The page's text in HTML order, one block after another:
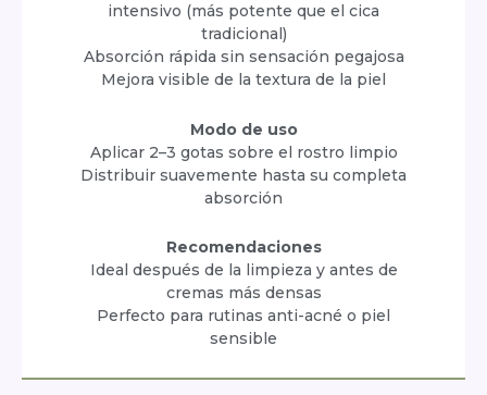
intensivo (más potente que el cica
tradicional)
Absorción rápida sin sensación pegajosa
Mejora visible de la textura de la piel
Modo de uso
Aplicar 2–3 gotas sobre el rostro limpio
Distribuir suavemente hasta su completa
absorción
Recomendaciones
Ideal después de la limpieza y antes de
cremas más densas
Perfecto para rutinas anti-acné o piel
sensible